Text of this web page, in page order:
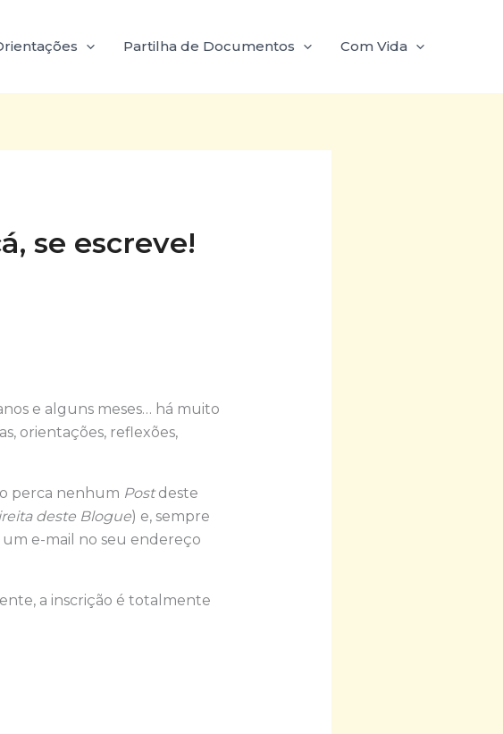
Partilha de Documentos Com Vida
se escreve!
e alguns meses… há muito
orientações, reflexões,
perca nenhum Postdeste
deste Blogue) e, sempre
e-mail no seu endereço
a inscrição é totalmente